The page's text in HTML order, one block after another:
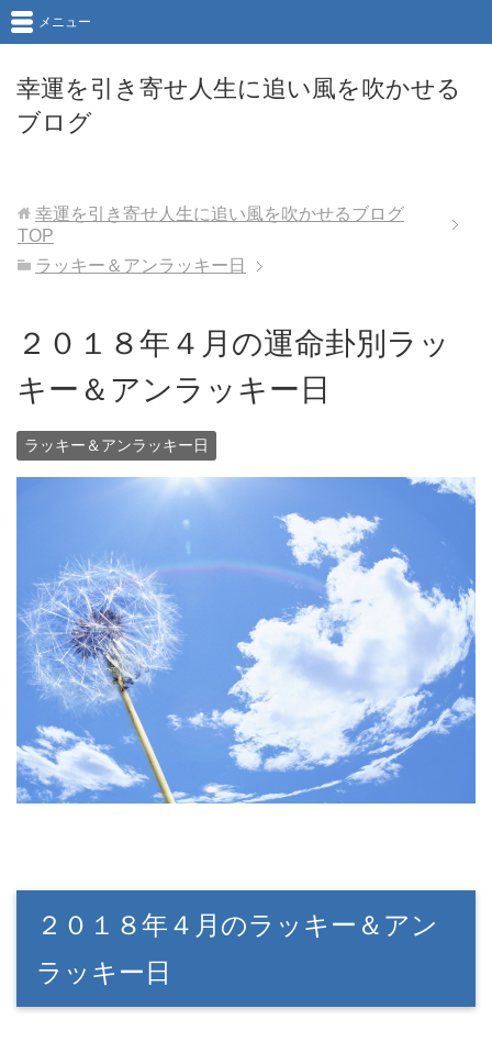
幸運を引き寄せ人生に追い風を吹かせる
ブログ
メニュー
幸運を引き寄せ人生に追い風を吹かせるブログ
TOP
ラッキー＆アンラッキー日
２０１８年４月の運命卦別ラッ
キー＆アンラッキー日
ラッキー＆アンラッキー日
２０１８年４月のラッキー＆アン
ラッキー日